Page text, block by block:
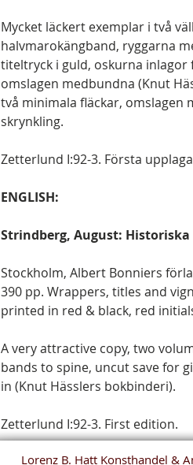
Mycket läckert exemplar i två
halvmarokängband, ryggarna
titeltryck i guld, oskurna
omslagen medbundna (Knut
två minimala fläckar, omslagen
skrynkling.
Zetterlund I:92-3. Första
ENGLISH:
Strindberg, August:
Stockholm, Albert Bonniers
390 pp. Wrappers, titles and
printed in red & black, red
A very attractive copy, two
bands to spine, uncut save for
in (Knut Hässlers bokbinderi).
Zetterlund I:92-3. First edition.
Lorenz B. Hatt Konsthandel &